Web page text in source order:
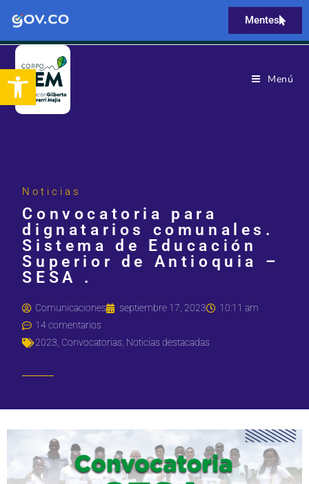
Abrir barra de herramientas
Mentes
Menú
Noticias
Convocatoria para
dignatarios comunales.
Sistema de Educación
Superior de Antioquia –
SESA .
Comunicaciones septiembre 17, 2023
10:11 am
14 comentarios
2023, Convocatorias, Noticias destacadas